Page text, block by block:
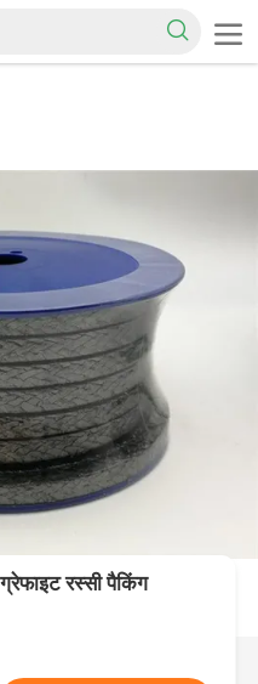
रस्सी पैकिंग